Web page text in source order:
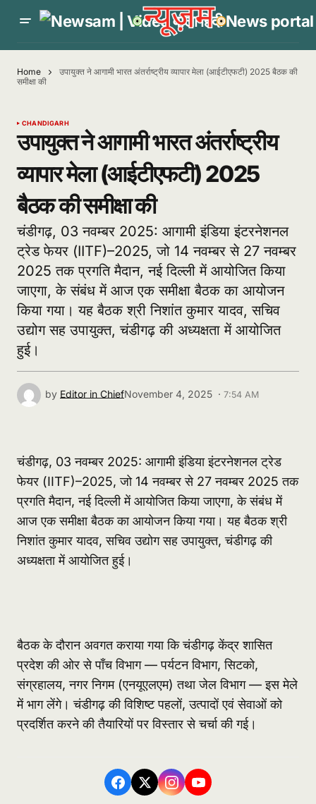
Home
उपायुक्त ने आगामी भारत अंतर्राष्ट्रीय व्यापार मेला (आईटीएफटी) 2025 बैठक की
समीक्षा की
CHANDIGARH
उपायुक्त ने आगामी भारत अंतर्राष्ट्रीय
व्यापार मेला (आईटीएफटी) 2025
बैठक की समीक्षा की
चंडीगढ़, 03 नवम्बर 2025: आगामी इंडिया इंटरनेशनल
ट्रेड फेयर (IITF)–2025, जो 14 नवम्बर से 27 नवम्बर
2025 तक प्रगति मैदान, नई दिल्ली में आयोजित किया
जाएगा, के संबंध में आज एक समीक्षा बैठक का आयोजन
किया गया। यह बैठक श्री निशांत कुमार यादव, सचिव
उद्योग सह उपायुक्त, चंडीगढ़ की अध्यक्षता में आयोजित
हुई।
by Editor in ChiefNovember 4, 2025 · 7:54 AM
चंडीगढ़, 03 नवम्बर 2025: आगामी इंडिया इंटरनेशनल ट्रेड
फेयर (IITF)–2025, जो 14 नवम्बर से 27 नवम्बर 2025 तक
प्रगति मैदान, नई दिल्ली में आयोजित किया जाएगा, के संबंध में
आज एक समीक्षा बैठक का आयोजन किया गया। यह बैठक श्री
निशांत कुमार यादव, सचिव उद्योग सह उपायुक्त, चंडीगढ़ की
अध्यक्षता में आयोजित हुई।
बैठक के दौरान अवगत कराया गया कि चंडीगढ़ केंद्र शासित
प्रदेश की ओर से पाँच विभाग — पर्यटन विभाग, सिटको,
संग्रहालय, नगर निगम (एनयूएलएम) तथा जेल विभाग — इस मेले
में भाग लेंगे। चंडीगढ़ की विशिष्ट पहलों, उत्पादों एवं सेवाओं को
प्रदर्शित करने की तैयारियों पर विस्तार से चर्चा की गई।